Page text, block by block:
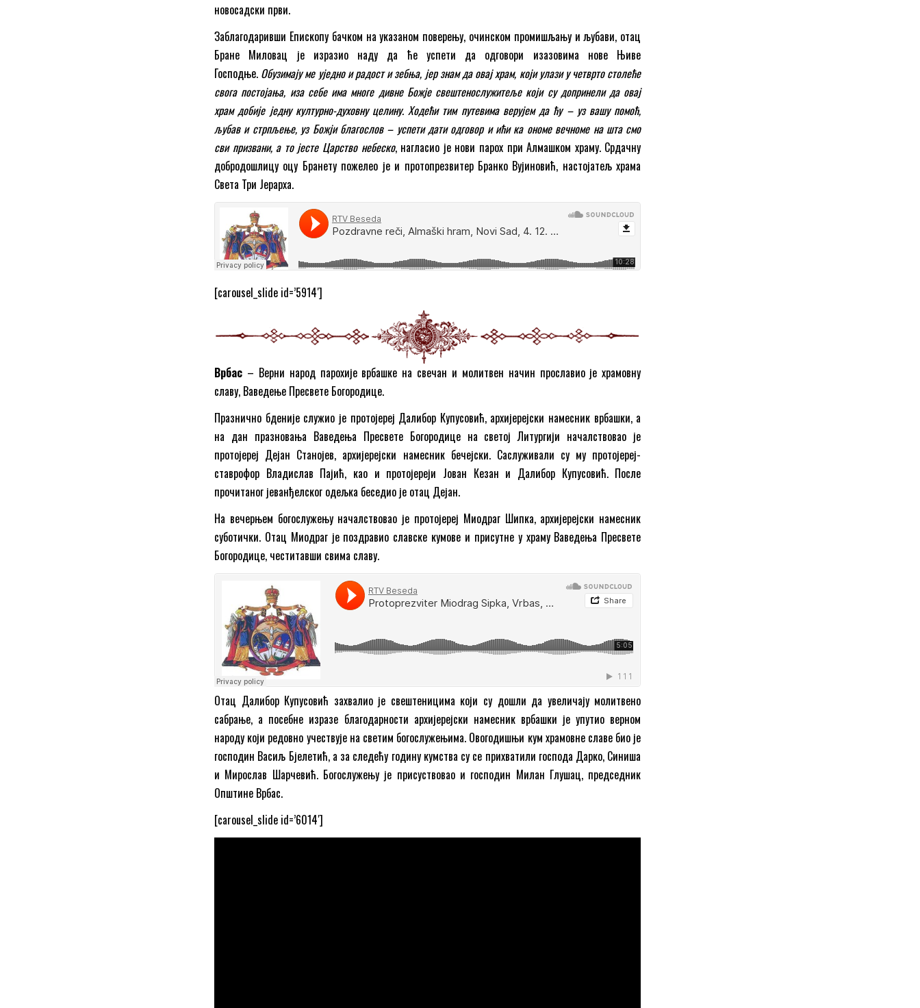
новосадски први.
Заблагодаривши Епископу бачком на указаном поверењу, очинском промишљању и љубави, отац
Бране Миловац је изразио наду да ће успети да одговори изазовима нове Њиве
Господње. Обузимају ме уједно и радост и зебња, јер знам да овај храм, који улази у четврто столеће
свога постојања, иза себе има многе дивне Божје свештенослужитеље који су допринели да овај
храм добије једну културно-духовну целину. Ходећи тим путевима верујем да ћу – уз вашу помоћ,
љубав и стрпљење, уз Божји благослов – успети дати одговор и ићи ка ономе вечноме на шта смо
сви призвани, а то јесте Царство небеско, нагласио је нови парох при Алмашком храму. Срдачну
добродошлицу оцу Бранету пожелео је и протопрезвитер Бранко Вујиновић, настојатељ храма
Света Три Јерарха.
[carousel_slide id=’5914′]
Врбас – Верни народ парохије врбашке на свечан и молитвен начин прославио је храмовну
славу, Ваведење Пресвете Богородице.
Празнично бденије служио је протојереј Далибор Купусовић, архијерејски намесник врбашки, а
на дан празновања Ваведења Пресвете Богородице на светој Литургији началствовао је
протојереј Дејан Станојев, архијерејски намесник бечејски. Саслуживали су му протојереј-
ставрофор Владислав Пајић, као и протојереји Јован Кезан и Далибор Купусовић. После
прочитаног јеванђелског одељка беседио је отац Дејан.
На вечерњем богослужењу началствовао је протојереј Mиодраг Шипка, архијерејски намесник
суботички. Отац Миодраг је поздравио славске кумове и присутне у храму Ваведења Пресвете
Богородице, честитавши свима славу.
Отац Далибор Купусовић захвалио је свештеницима који су дошли да увеличају молитвено
сабрање, а посебне изразе благодарности архијерејски намесник врбашки је упутио верном
народу који редовно учествује на светим богослужењима. Овогодишњи кум храмовне славе био је
господин Васиљ Бјелетић, а за следећу годину кумства су се прихватили господа Дарко, Синиша
и Мирослав Шарчевић. Богослужењу је присуствовао и господин Милан Глушац, председник
Општине Врбас.
[carousel_slide id=’6014′]